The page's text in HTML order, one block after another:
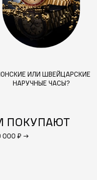
ИЛИ ШВЕЙЦАРСКИЕ
НАРУЧНЫЕ ЧАСЫ?
ПОКУПАЮТ
000 ₽ →